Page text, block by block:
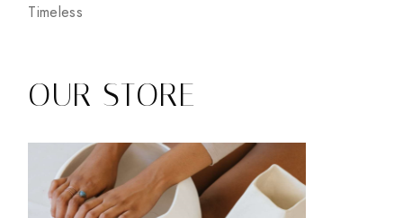
Timeless
OUR STORE